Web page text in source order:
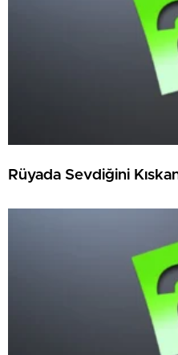
Rüyada Sevdiğini